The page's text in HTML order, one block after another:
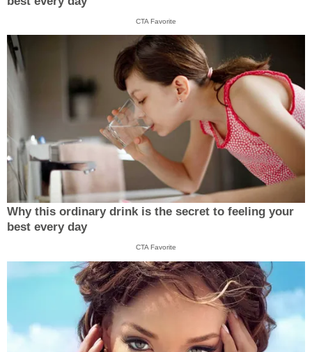
CTA Favorite
Why this ordinary drink is the secret to feeling your
best every day
CTA Favorite